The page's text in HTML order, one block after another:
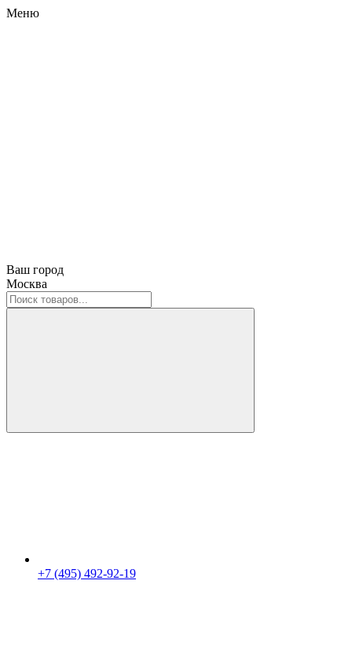
Меню
Ваш город
Москва
+7 (495) 492-92-19